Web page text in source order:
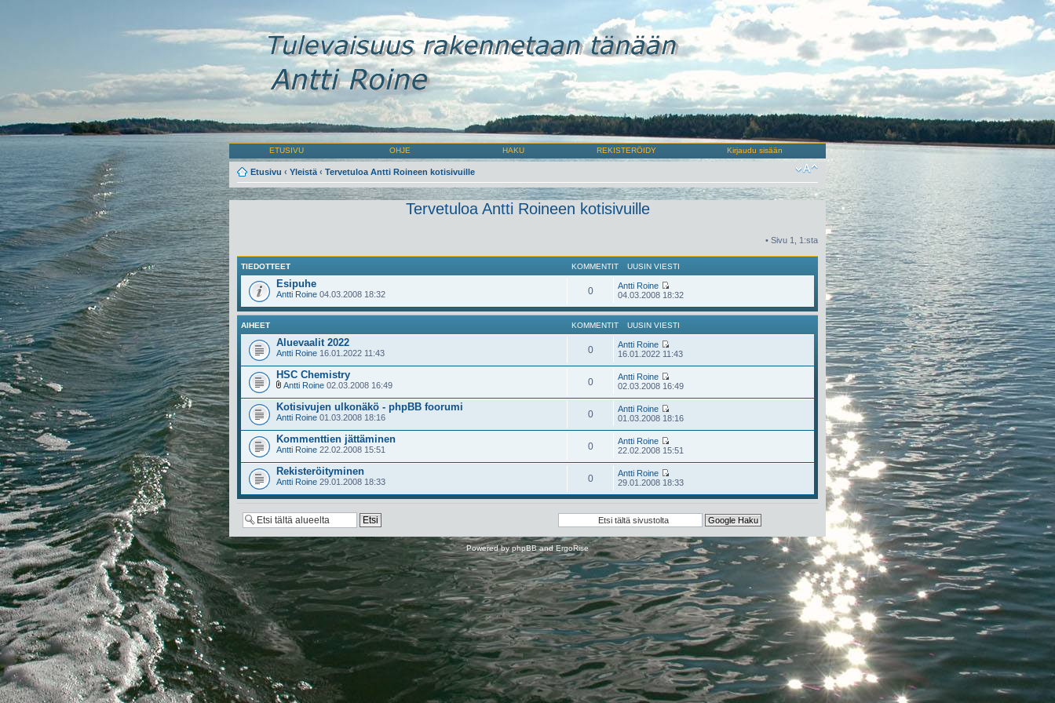
ETUSIVU OHJE HAKU REKISTERÖIDY Kirjaudu sisään
Etusivu ‹ Yleistä ‹ Tervetuloa Antti Roineen kotisivuille
Tervetuloa Antti Roineen kotisivuille
• Sivu 1 1 :sta
TIEDOTTEET KOMMENTIT UUSIN VIESTI
Esipuhe
Antti Roine 04.03.2008 18:32 0
Antti Roine
04.03.2008 18:32
AIHEET KOMMENTIT UUSIN VIESTI
Aluevaalit 2022
Antti Roine 16.01.2022 11:43 0
Antti Roine
16.01.2022 11:43
HSC Chemistry
Antti Roine 02.03.2008 16:49 0
Antti Roine
02.03.2008 16:49
Kotisivujen ulkonäkö - phpBB foorumi
Antti Roine 01.03.2008 18:16 0
Antti Roine
01.03.2008 18:16
Kommenttien jättäminen
Antti Roine 22.02.2008 15:51 0
Antti Roine
22.02.2008 15:51
Rekisteröityminen
Antti Roine 29.01.2008 18:33 0
Antti Roine
29.01.2008 18:33
Powered by phpBBandErgoRise